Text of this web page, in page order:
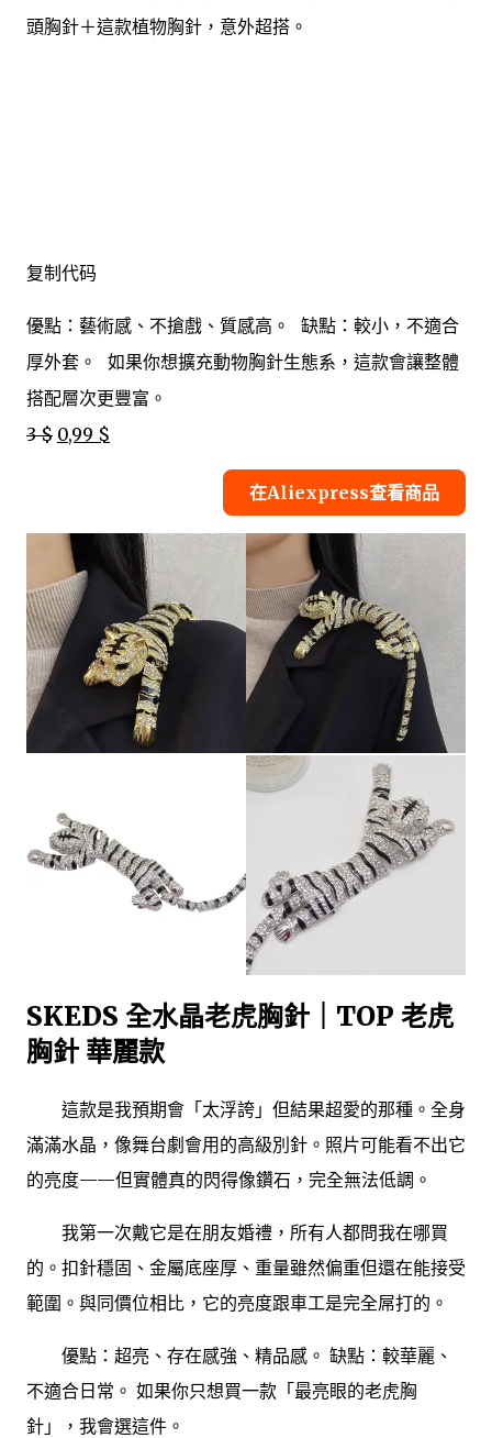
頭胸針＋這款植物胸針，意外超搭。
复制代码
優點：藝術感、不搶戲、質感高。 缺點：較小，不適合
厚外套。 如果你想擴充動物胸針生態系，這款會讓整體
搭配層次更豐富。
3 $ 0,99 $
在Aliexpress查看商品
SKEDS 全水晶老虎胸針｜TOP 老虎
胸針 華麗款
這款是我預期會「太浮誇」但結果超愛的那種。全身
滿滿水晶，像舞台劇會用的高級別針。照片可能看不出它
的亮度——但實體真的閃得像鑽石，完全無法低調。
我第一次戴它是在朋友婚禮，所有人都問我在哪買
的。扣針穩固、金屬底座厚、重量雖然偏重但還在能接受
範圍。與同價位相比，它的亮度跟車工是完全屌打的。
優點：超亮、存在感強、精品感。 缺點：較華麗、
不適合日常。 如果你只想買一款「最亮眼的老虎胸
針」，我會選這件。